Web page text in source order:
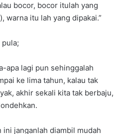
bocor, bocor itulah yang
warna itu lah yang dipakai.”
apa lagi pun sehinggalah
ke lima tahun, kalau tak
akhir sekali kita tak berbaju,
janganlah diambil mudah